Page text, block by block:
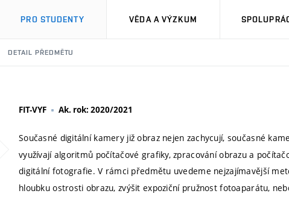
PRO STUDENTY VĚDA A VÝZKUM
DETAIL PŘEDMĚTU
FIT-VYF Ak. rok: 2020/2021
Současné digitální kamery již obraz nejen zachycují, současné
využívají algoritmů počítačové grafiky, zpracování obrazu a
digitální fotografie. V rámci předmětu uvedeme nejzajímavější
hloubku ostrosti obrazu, zvýšit expoziční pružnost fotoaparátu,